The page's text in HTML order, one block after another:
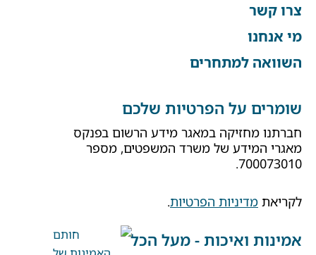
צרו קשר
מי אנחנו
השוואה למתחרים
שומרים על הפרטיות שלכם
חברתנו מחזיקה במאגר מידע הרשום בפנקס
מאגרי המידע של משרד המשפטים, מספר
700073010.
לקריאת מדיניות הפרטיות.
אמינות ואיכות - מעל הכל